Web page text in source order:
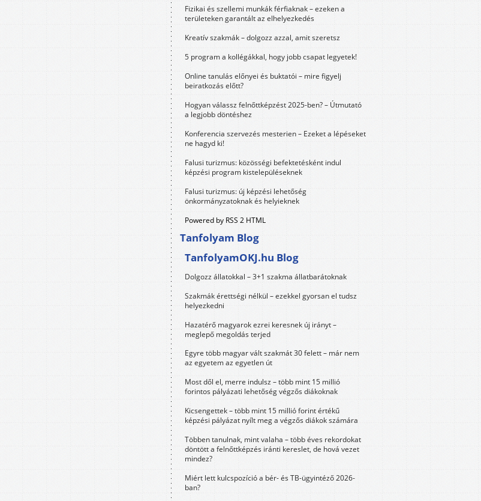
Fizikai és szellemi munkák férfiaknak – ezeken a
területeken garantált az elhelyezkedés
Kreatív szakmák – dolgozz azzal, amit szeretsz
5 program a kollégákkal, hogy jobb csapat legyetek!
Online tanulás előnyei és buktatói – mire figyelj
beiratkozás előtt?
Hogyan válassz felnőttképzést 2025-ben? – Útmutató
a legjobb döntéshez
Konferencia szervezés mesterien – Ezeket a lépéseket
ne hagyd ki!
Falusi turizmus: közösségi befektetésként indul
képzési program kistelepüléseknek
Falusi turizmus: új képzési lehetőség
önkormányzatoknak és helyieknek
Powered by RSS 2 HTML
Tanfolyam Blog
TanfolyamOKJ.hu Blog
Dolgozz állatokkal – 3+1 szakma állatbarátoknak
Szakmák érettségi nélkül – ezekkel gyorsan el tudsz
helyezkedni
Hazatérő magyarok ezrei keresnek új irányt –
meglepő megoldás terjed
Egyre több magyar vált szakmát 30 felett – már nem
az egyetem az egyetlen út
Most dől el, merre indulsz – több mint 15 millió
forintos pályázati lehetőség végzős diákoknak
Kicsengettek – több mint 15 millió forint értékű
képzési pályázat nyílt meg a végzős diákok számára
Többen tanulnak, mint valaha – több éves rekordokat
döntött a felnőttképzés iránti kereslet, de hová vezet
mindez?
Miért lett kulcspozíció a bér- és TB-ügyintéző 2026-
ban?